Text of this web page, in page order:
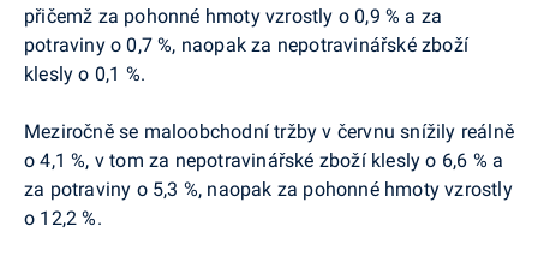
přičemž za pohonné hmoty vzrostly o 0,9 % a za
potraviny o 0,7 %, naopak za nepotravinářské zboží
klesly o 0,1 %.
Meziročně se maloobchodní tržby v červnu snížily reálně
o 4,1 %, v tom za nepotravinářské zboží klesly o 6,6 % a
za potraviny o 5,3 %, naopak za pohonné hmoty vzrostly
o 12,2 %.